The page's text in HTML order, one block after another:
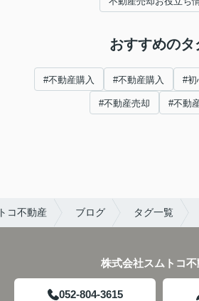
おすすめのタ
#不動産購入 #不動産購入 #初
#不動産売却 #不動
コ不動産 ブログ タグ一覧
株式会社スムトコ不
052-804-3615